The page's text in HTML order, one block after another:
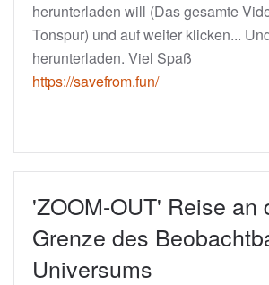
herunterladen will (Das gesamte
Tonspur) und auf weiter klicken...
herunterladen. Viel Spaß
https://savefrom.fun/
'ZOOM-OUT' Reise an
Grenze des
Universums